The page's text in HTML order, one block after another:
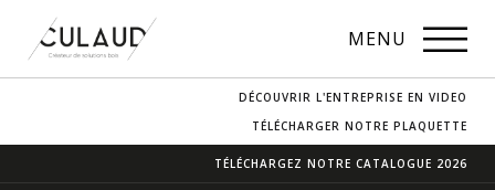
MENU
CONTACT & ACCÈS
DÉCOUVRIR L'ENTREPRISE EN VIDEO
TÉLÉCHARGER NOTRE PLAQUETTE
TÉLÉCHARGEZ NOTRE CATALOGUE 2026